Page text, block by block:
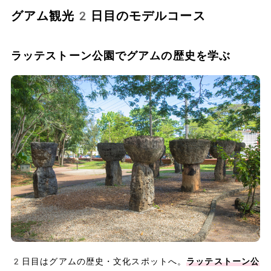
グアム観光2日目のモデルコース
ラッテストーン公園でグアムの歴史を学ぶ
2日目はグアムの歴史・文化スポットへ。ラッテストーン公